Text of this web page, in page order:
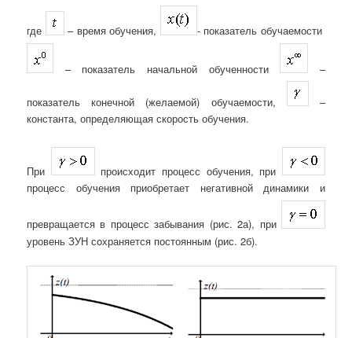
где – время обучения, - показатель обучаемости
– показатель начальной обученности –
показатель конечной (желаемой) обучаемости,
–
константа, определяющая скорость обучения.
При
происходит процесс обучения, при
процесс обучения приобретает негативной динамики и
превращается в процесс забывания (рис. 2а), при
уровень ЗУН сохраняется постоянным (рис. 2б).